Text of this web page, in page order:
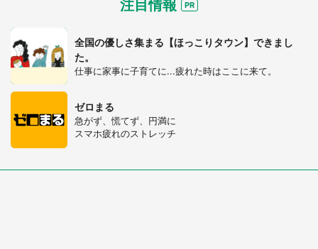
注目情報
全国の優しさ集まる【ほっこりタウン】できまし
た。
仕事に家事に子育てに...疲れた時はここに来て。
ゼロまる
急がず、慌てず、円満に
スマホ疲れのストレッチ